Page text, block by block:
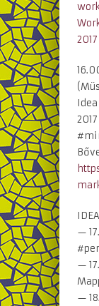
2017
2017
—
—
—